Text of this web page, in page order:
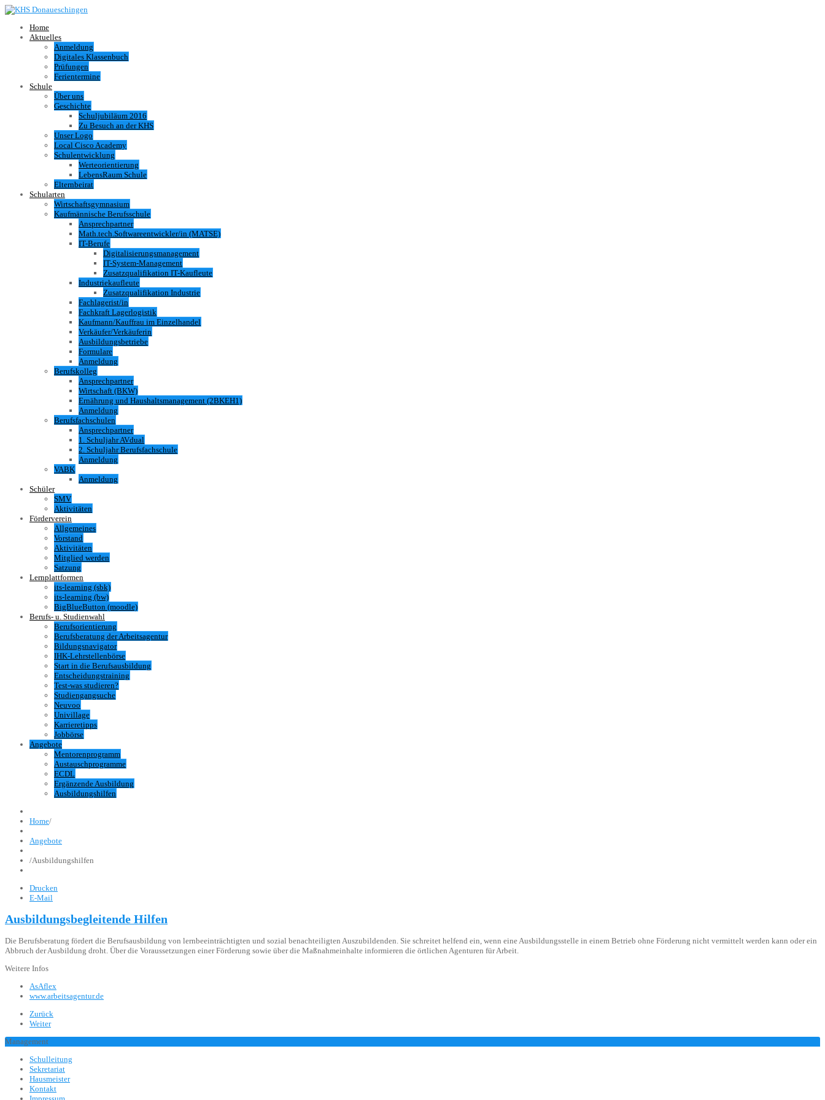
Home
Aktuelles
Anmeldung
Digitales Klassenbuch
Prüfungen
Ferientermine
Schule
Über uns
Geschichte
Schuljubiläum 2016
Zu Besuch an der KHS
Unser Logo
Local Cisco Academy
Schulentwicklung
Werteorientierung
LebensRaum Schule
Elternbeirat
Schularten
Wirtschaftsgymnasium
Kaufmännische Berufsschule
Ansprechpartner
Math.tech.Softwareentwickler/in (MATSE)
IT-Berufe
Digitalisierungsmanagement
IT-System-Management
Zusatzqualifikation IT-Kaufleute
Industriekaufleute
Zusatzqualifikation Industrie
Fachlagerist/in
Fachkraft Lagerlogistik
Kaufmann/Kauffrau im Einzelhandel
Verkäufer/Verkäuferin
Ausbildungsbetriebe
Formulare
Anmeldung
Berufskolleg
Ansprechpartner
Wirtschaft (BKW)
Ernährung und Haushaltsmanagement (2BKEH1)
Anmeldung
Berufsfachschulen
Ansprechpartner
1. Schuljahr AVdual
2. Schuljahr Berufsfachschule
Anmeldung
VABK
Anmeldung
Schüler
SMV
Aktivitäten
Förderverein
Allgemeines
Vorstand
Aktivitäten
Mitglied werden
Satzung
Lernplattformen
its-learning (sbk)
its-learning (bw)
BigBlueButton (moodle)
Berufs- u. Studienwahl
Berufsorientierung
Berufsberatung der Arbeitsagentur
Bildungsnavigator
IHK-Lehrstellenbörse
Start in die Berufsausbildung
Entscheidungstraining
Test-was studieren?
Studiengangsuche
Neuvoo
Univillage
Karrieretipps
Jobbörse
Angebote
Mentorenprogramm
Austauschprogramme
ECDL
Ergänzende Ausbildung
Ausbildungshilfen
Home/
Angebote
/Ausbildungshilfen
Drucken
E-Mail
Ausbildungsbegleitende Hilfen
Die Berufsberatung fördert die Berufsausbildung von lernbeeinträchtigten und sozial benachteiligten Auszubildenden. Sie schreitet helfend ein, wenn eine Ausbildungsstelle in einem Betrieb ohne Förderung nicht vermittelt werden kann oder ein
Abbruch der Ausbildung droht. Über die Voraussetzungen einer Förderung sowie über die Maßnahmeinhalte informieren die örtlichen Agenturen für Arbeit.
Weitere Infos
AsAflex
www.arbeitsagentur.de
Zurück
Weiter
Management
Schulleitung
Sekretariat
Hausmeister
Kontakt